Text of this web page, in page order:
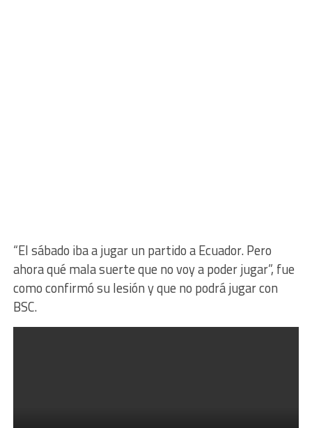
“El sábado iba a jugar un partido a Ecuador. Pero
ahora qué mala suerte que no voy a poder jugar”, fue
como confirmó su lesión y que no podrá jugar con
BSC.